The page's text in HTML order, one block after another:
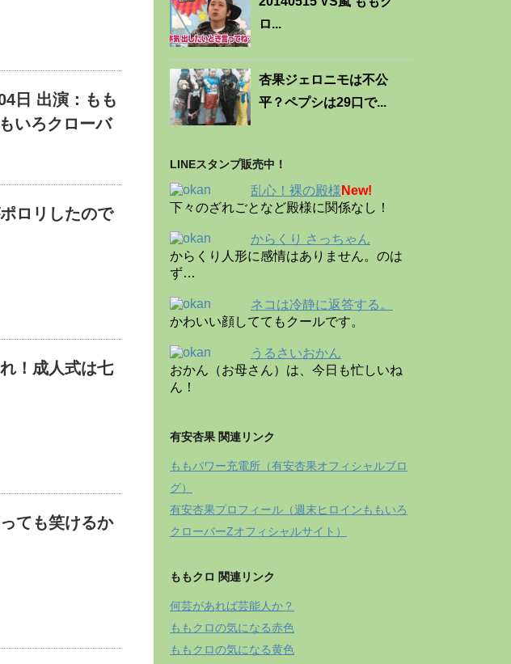
日 出演：もも
いろクローバ
ロリしたので
！成人式は七
ても笑けるか
ロ...
杏果ジェロニモは不公
平？ペプシは29口で...
LINEスタンプ販売中！
乱心！裸の殿様 New!
下々のざれごとなど殿様に関係なし！
からくり さっちゃん
からくり人形に感情はありません。のは
ず…
ネコは冷静に返答する。
かわいい顔しててもクールです。
うるさいおかん
おかん（お母さん）は、今日も忙しいね
ん！
有安杏果 関連リンク
ももパワー充電所（有安杏果オフィシャルブロ
グ）
有安杏果プロフィール（週末ヒロインももいろ
クローバーZオフィシャルサイト）
ももクロ 関連リンク
何芸があれば芸能人か？
ももクロの気になる赤色
ももクロの気になる黄色